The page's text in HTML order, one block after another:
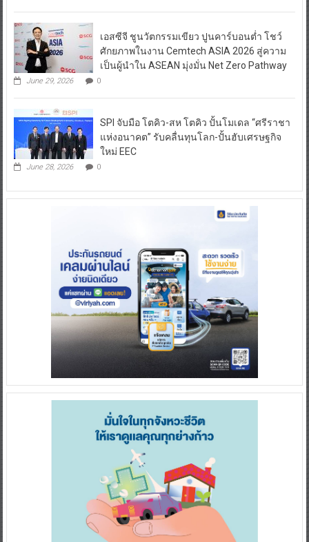
เอสซีจี ชูนวัตกรรมเขียว ปูนคาร์บอนต่ำ โชว์
ศักยภาพในงาน Cemtech ASIA 2026 สู่ความ
เป็นผู้นำใน ASEAN มุ่งมั่น Net Zero Pathway
June 29, 2026 0
SPI จับมือ โตคิว-สห โตคิว ปั้นโมเดล “ศรีราชา
แห่งอนาคต” รับคลื่นทุนโลก-ปั้นฮับเศรษฐกิจ
ใหม่ EEC
June 28, 2026 0